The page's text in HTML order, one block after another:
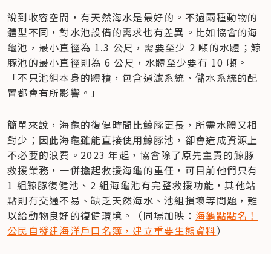
說到收容空間，有天然海水是最好的。不過兩種動物的
體型不同，對水池設備的需求也有差異。比如協會的海
龜池，最小直徑為 1.3 公尺，需要至少 2 噸的水體；鯨
豚池的最小直徑則為 6 公尺，水體至少要有 10 噸。
「不只池組本身的體積，包含過濾系統、儲水系統的配
置都會有所影響。」
簡單來說，海龜的復健時間比鯨豚更長，所需水體又相
對少；因此海龜雖能直接使用鯨豚池，卻會造成資源上
不必要的浪費。2023 年起，協會除了原先主責的鯨豚
救援業務，一併擔起救援海龜的重任，可目前他們只有
1 組鯨豚復健池、2 組海龜池有完整救援功能，其他站
點則有交通不易、缺乏天然海水、池組損壞等問題，難
以給動物良好的復健環境。（同場加映： 海龜點點名！
公民自發建海洋戶口名簿，建立重要生態資料）